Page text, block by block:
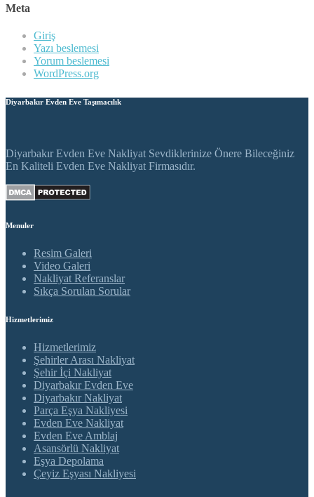
Meta
Giriş
Yazı beslemesi
Yorum beslemesi
WordPress.org
Diyarbakır Evden Eve Taşımacılık
Diyarbakır Evden Eve Nakliyat Sevdiklerinize Önere Bileceğiniz
En Kaliteli Evden Eve Nakliyat Firmasıdır.
Menuler
Resim Galeri
Video Galeri
Nakliyat Referanslar
Sıkça Sorulan Sorular
Hizmetlerimiz
Hizmetlerimiz
Şehirler Arası Nakliyat
Şehir İçi Nakliyat
Diyarbakır Evden Eve
Diyarbakır Nakliyat
Parça Eşya Nakliyesi
Evden Eve Nakliyat
Evden Eve Amblaj
Asansörlü Nakliyat
Eşya Depolama
Çeyiz Eşyası Nakliyesi